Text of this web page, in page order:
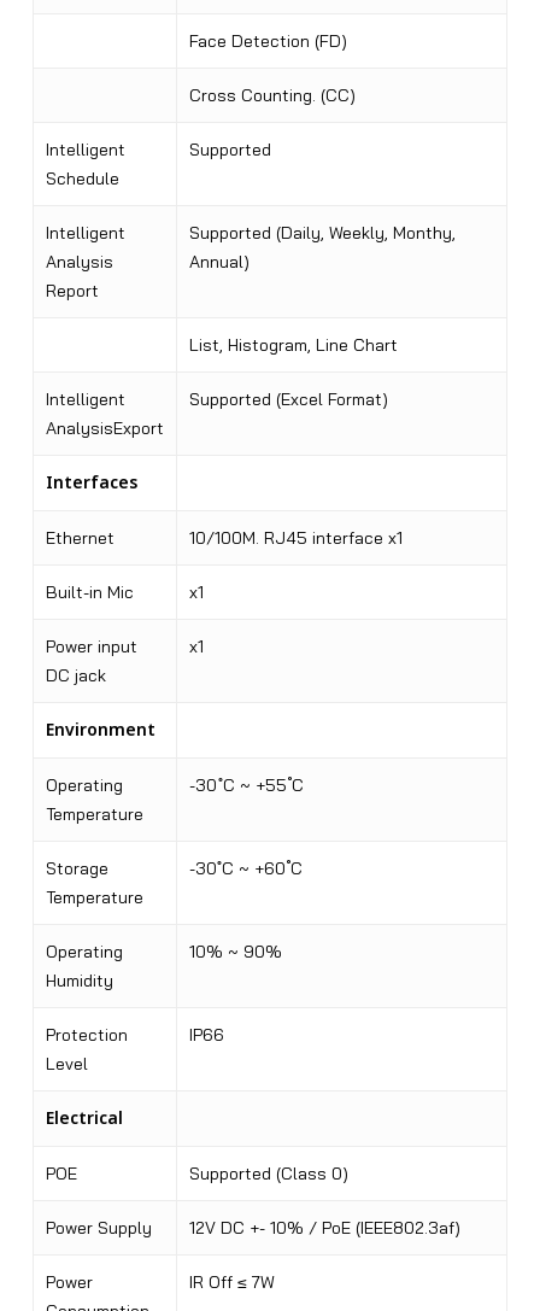
Face Detection (FD)
Cross Counting. (CC)
Intelligent
Schedule
Supported
Intelligent
Analysis
Report
Supported (Daily, Weekly, Monthy,
Annual)
List, Histogram, Line Chart
Intelligent
AnalysisExport
Supported (Excel Format)
Interfaces
Ethernet 10/100M. RJ45 interface x1
Built-in Mic x1
Power input
DC jack
x1
Environment
Operating
Temperature
-30 ํC ~ +55 ํC
Storage
Temperature
-30 ํC ~ +60 ํC
Operating
Humidity
10% ~ 90%
Protection
Level
IP66
Electrical
POE Supported (Class 0)
Power Supply 12V DC +- 10% / PoE (IEEE802.3af)
Power
IR Off ≤ 7W